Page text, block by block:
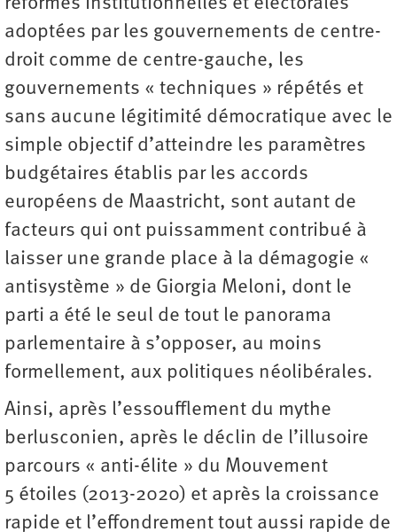
adoptées par les gouvernements de centre-
droit comme de centre-gauche, les
gouvernements « techniques » répétés et
sans aucune légitimité démocratique avec le
simple objectif d’atteindre les paramètres
budgétaires établis par les accords
européens de Maastricht, sont autant de
facteurs qui ont puissamment contribué à
laisser une grande place à la démagogie «
antisystème » de Giorgia Meloni, dont le
parti a été le seul de tout le panorama
parlementaire à s’opposer, au moins
formellement, aux politiques néolibérales.
Ainsi, après l’essoufflement du mythe
berlusconien, après le déclin de l’illusoire
parcours « anti-élite » du Mouvement
5 étoiles (2013-2020) et après la croissance
rapide et l’effondrement tout aussi rapide de